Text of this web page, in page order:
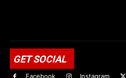
GET SOCIAL
Facebook Instagram